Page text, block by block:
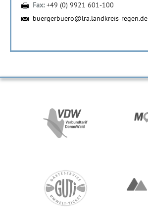
Fax:+49 (0) 9921 601-100
buergerbuero@lra.landkreis-regen.de